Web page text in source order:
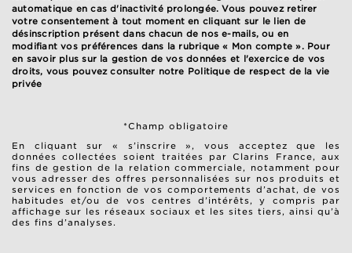
automatique en cas d'inactivité prolongée. Vous pouvez retirer
votre consentement à tout moment en cliquant sur le lien de
désinscription présent dans chacun de nos e-mails, ou en
modifiant vos préférences dans la rubrique « Mon compte ». Pour
en savoir plus sur la gestion de vos données et l'exercice de vos
droits, vous pouvez consulter notre Politique de respect de la vie
privée
*Champ obligatoire
En cliquant sur « s’inscrire », vous acceptez que les
données collectées soient traitées par Clarins France, aux
fins de gestion de la relation commerciale, notamment pour
vous adresser des offres personnalisées sur nos produits et
services en fonction de vos comportements d’achat, de vos
habitudes et/ou de vos centres d’intérêts, y compris par
affichage sur les réseaux sociaux et les sites tiers, ainsi qu’à
des fins d’analyses.